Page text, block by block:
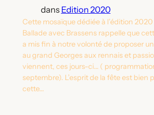
dans Edition 2020
Cette mosaïque dédiée à l’édition
Ballade avec Brassens rappelle que
a mis fin à notre volonté de proposer
au grand Georges aux rennais et
viennent, ces jours-ci… (
septembre). L’esprit de la fête est bien
cette…